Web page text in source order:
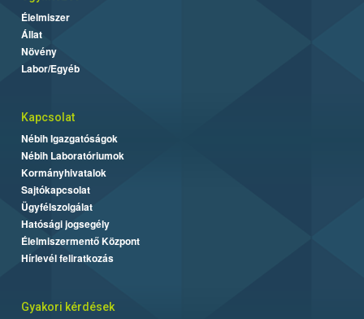
Élelmiszer
Állat
Növény
Labor/Egyéb
Kapcsolat
Nébih Igazgatóságok
Nébih Laboratóriumok
Kormányhivatalok
Sajtókapcsolat
Ügyfélszolgálat
Hatósági jogsegély
Élelmiszermentő Központ
Hírlevél feliratkozás
Gyakori kérdések